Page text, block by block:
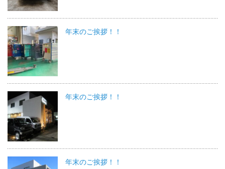
年末のご挨拶！！
年末のご挨拶！！
年末のご挨拶！！